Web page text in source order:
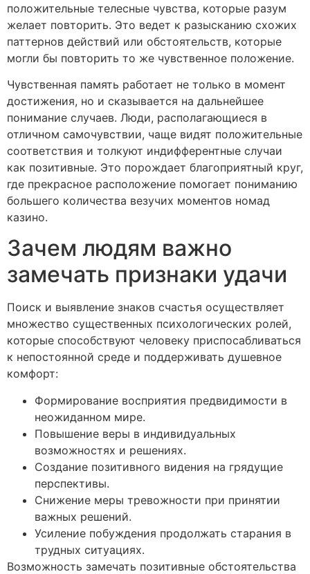
положительные телесные чувства, которые разум
желает повторить. Это ведет к разысканию схожих
паттернов действий или обстоятельств, которые
могли бы повторить то же чувственное положение.
Чувственная память работает не только в момент
достижения, но и сказывается на дальнейшее
понимание случаев. Люди, располагающиеся в
отличном самочувствии, чаще видят положительные
соответствия и толкуют индифферентные случаи
как позитивные. Это порождает благоприятный круг,
где прекрасное расположение помогает пониманию
большего количества везучих моментов номад
казино.
Зачем людям важно
замечать признаки удачи
Поиск и выявление знаков счастья осуществляет
множество существенных психологических ролей,
которые способствуют человеку приспосабливаться
к непостоянной среде и поддерживать душевное
комфорт:
Формирование восприятия предвидимости в
неожиданном мире.
Повышение веры в индивидуальных
возможностях и решениях.
Создание позитивного видения на грядущие
перспективы.
Снижение меры тревожности при принятии
важных решений.
Усиление побуждения продолжать старания в
трудных ситуациях.
Возможность замечать позитивные обстоятельства